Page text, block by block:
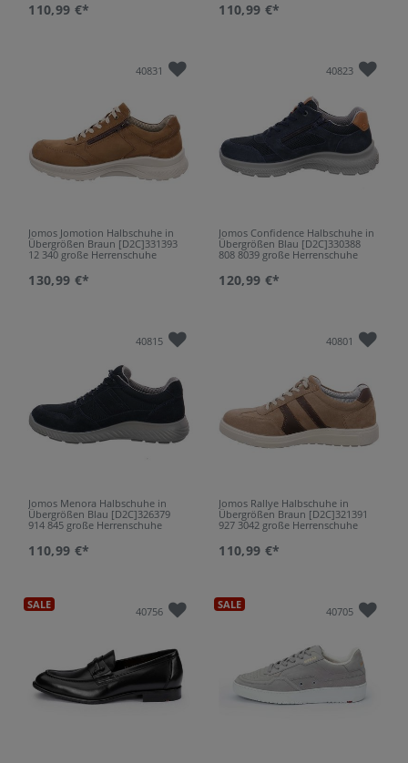
110,99 €* 110,99 €*
40831
Jomos Jomotion Halbschuhe in
Übergrößen Braun [D2C]331393
12 340 große Herrenschuhe
130,99 €*
40823
Jomos Confidence Halbschuhe in
Übergrößen Blau [D2C]330388
808 8039 große Herrenschuhe
120,99 €*
40815
Jomos Menora Halbschuhe in
Übergrößen Blau [D2C]326379
914 845 große Herrenschuhe
110,99 €*
40801
Jomos Rallye Halbschuhe in
Übergrößen Braun [D2C]321391
927 3042 große Herrenschuhe
110,99 €*
SALE 40756 SALE 40705